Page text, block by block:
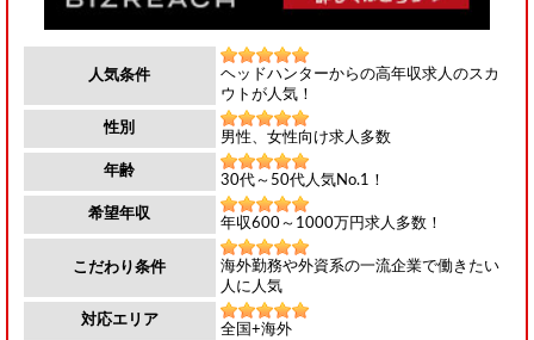
人気条件
ヘッドハンターからの高年収求人のスカ
ウトが人気！
性別
男性、女性向け求人多数
年齢
30代～50代人気No.1！
希望年収
年収600～1000万円求人多数！
こだわり条件
海外勤務や外資系の一流企業で働きたい
人に人気
対応エリア
全国+海外